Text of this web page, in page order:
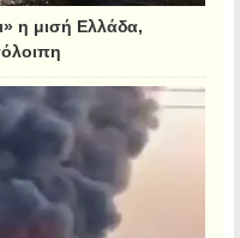
η μισή Ελλάδα,